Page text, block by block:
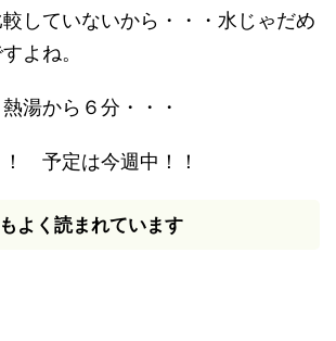
していないから・・・水じゃだめ
よね。
湯から６分・・・
！ 予定は今週中！！
よく読まれています